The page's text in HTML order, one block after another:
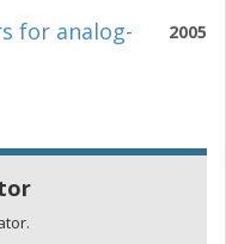
2005
for analog-